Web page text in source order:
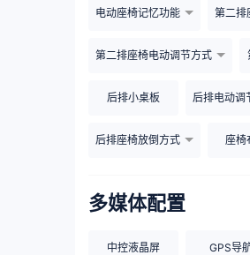
电动座椅记忆功能 第二排
第二排座椅电动调节方式
后排小桌板 后排电动调
后排座椅放倒方式 座椅
多媒体配置
中控液晶屏 GPS导